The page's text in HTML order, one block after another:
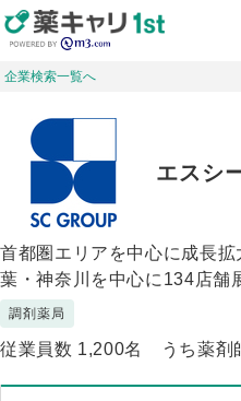
企業検索一覧へ
エスシ
首都圏エリアを中心に成長
葉・神奈川を中心に134店舗
調剤薬局
従業員数 1,200名 うち薬剤